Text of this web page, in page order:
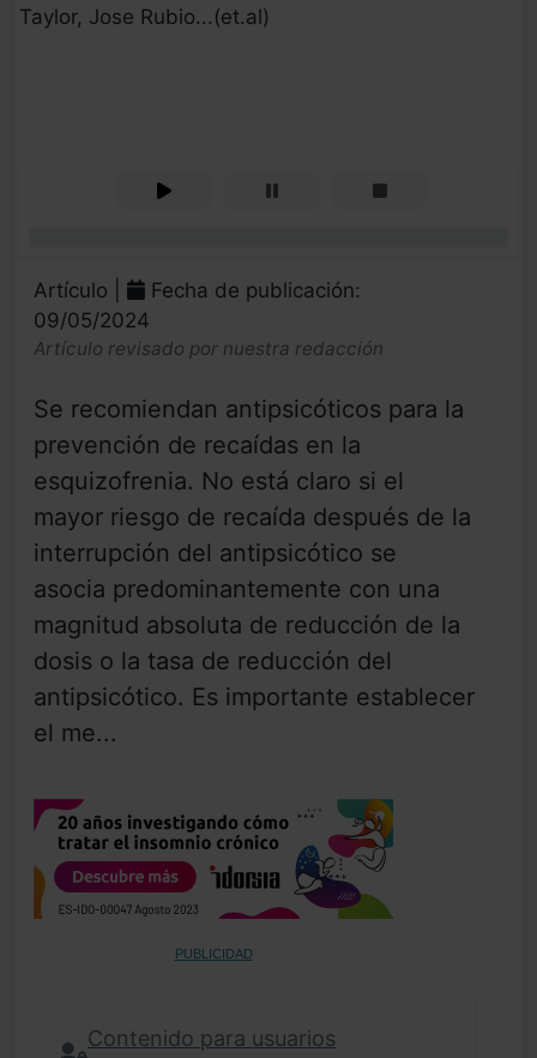
Taylor, Jose Rubio...(et.al)
Artículo |
Fecha de publicación:
09/05/2024
Artículo revisado por nuestra redacción
Se recomiendan antipsicóticos para la
prevención de recaídas en la
esquizofrenia. No está claro si el
mayor riesgo de recaída después de la
interrupción del antipsicótico se
asocia predominantemente con una
magnitud absoluta de reducción de la
dosis o la tasa de reducción del
antipsicótico. Es importante establecer
el me...
PUBLICIDAD
Contenido para usuarios